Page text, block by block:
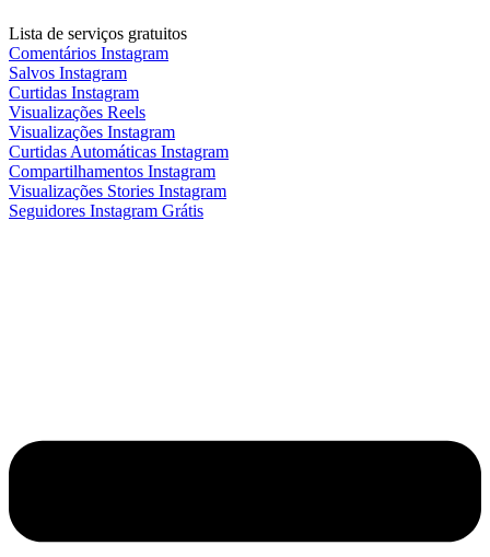
Lista de serviços gratuitos
Comentários Instagram
Salvos Instagram
Curtidas Instagram
Visualizações Reels
Visualizações Instagram
Curtidas Automáticas Instagram
Compartilhamentos Instagram
Visualizações Stories Instagram
Seguidores Instagram Grátis